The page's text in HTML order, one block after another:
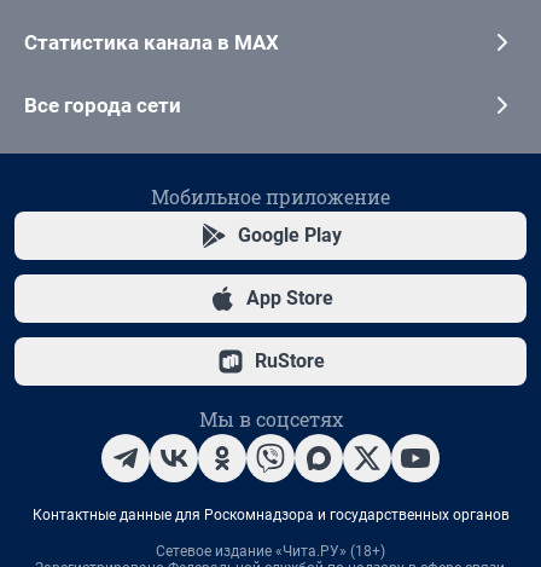
Статистика канала в MAX
Все города сети
Мобильное приложение
Google Play
App Store
RuStore
Мы в соцсетях
Контактные данные для Роскомнадзора и государственных органов
Сетевое издание «Чита.РУ» (18+)